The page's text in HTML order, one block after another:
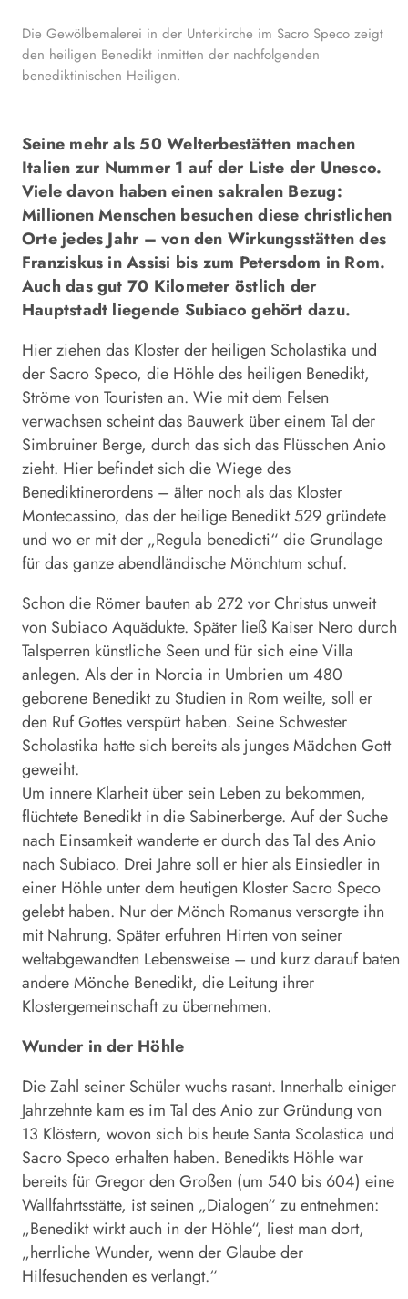
Die Gewölbemalerei in der Unterkirche im Sacro Speco zeigt
den heiligen Benedikt inmitten der nachfolgenden
benediktinischen Heiligen.
Seine mehr als 50 Welterbestätten machen
Italien zur Nummer 1 auf der Liste der Unesco.
Viele davon haben einen sakralen Bezug:
Millionen Menschen besuchen diese christlichen
Orte jedes Jahr – von den Wirkungsstätten des
Franziskus in Assisi bis zum Petersdom in Rom.
Auch das gut 70 Kilometer östlich der
Hauptstadt liegende Subiaco gehört dazu.
Hier ziehen das Kloster der heiligen Scholastika und
der Sacro Speco, die Höhle des heiligen Benedikt,
Ströme von Touristen an. Wie mit dem Felsen
verwachsen scheint das Bauwerk über einem Tal der
Simbruiner Berge, durch das sich das Flüsschen Anio
zieht. Hier befindet sich die Wiege des
Benediktinerordens – älter noch als das Kloster
Montecassino, das der heilige Benedikt 529 gründete
und wo er mit der „Regula benedicti“ die Grundlage
für das ganze abendländische Mönchtum schuf.
Schon die Römer bauten ab 272 vor Christus unweit
von Subiaco Aquädukte. Später ließ Kaiser Nero durch
Talsperren künstliche Seen und für sich eine Villa
anlegen. Als der in Norcia in Umbrien um 480
geborene Benedikt zu Studien in Rom weilte, soll er
den Ruf Gottes verspürt haben. Seine Schwester
Scholastika hatte sich bereits als junges Mädchen Gott
geweiht.
Um innere Klarheit über sein Leben zu bekommen,
flüchtete Benedikt in die Sabinerberge. Auf der Suche
nach Einsamkeit wanderte er durch das Tal des Anio
nach Subiaco. Drei Jahre soll er hier als Einsiedler in
einer Höhle unter dem heutigen Kloster Sacro Speco
gelebt haben. Nur der Mönch Romanus versorgte ihn
mit Nahrung. Später erfuhren Hirten von seiner
weltabgewandten Lebensweise – und kurz darauf baten
andere Mönche Benedikt, die Leitung ihrer
Klostergemeinschaft zu übernehmen.
Wunder in der Höhle
Die Zahl seiner Schüler wuchs rasant. Innerhalb einiger
Jahrzehnte kam es im Tal des Anio zur Gründung von
13 Klöstern, wovon sich bis heute Santa Scolastica und
Sacro Speco erhalten haben. Benedikts Höhle war
bereits für Gregor den Großen (um 540 bis 604) eine
Wallfahrtsstätte, ist seinen „Dialogen“ zu entnehmen:
„Benedikt wirkt auch in der Höhle“, liest man dort,
„herrliche Wunder, wenn der Glaube der
Hilfesuchenden es verlangt.“